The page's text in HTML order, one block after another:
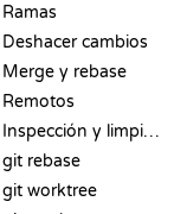
Ramas
Deshacer cambios
Merge y rebase
Remotos
Inspección y limpieza
git rebase
git worktree